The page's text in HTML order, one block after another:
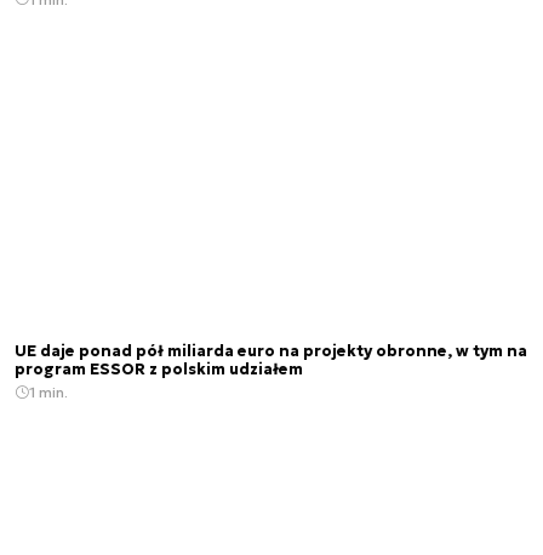
UE daje ponad pół miliarda euro na projekty obronne, w tym na
program ESSOR z polskim udziałem
1 min.